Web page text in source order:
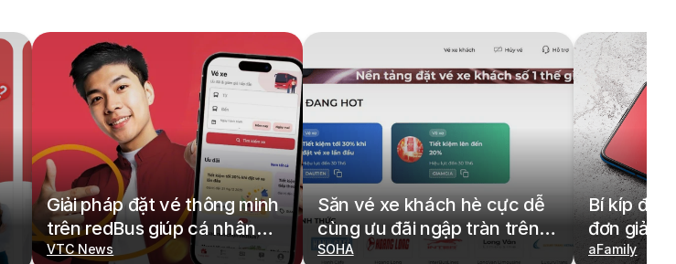
Giải pháp đặt vé thông minh
trên redBus giúp cá nhân
hoá hành trình di chuyển
VTC News
Săn vé xe khách hè cực dễ
cùng ưu đãi ngập tràn trên
redBus
SOHA
Bí kíp đặt
đơn giản,
cả gia
aFamily